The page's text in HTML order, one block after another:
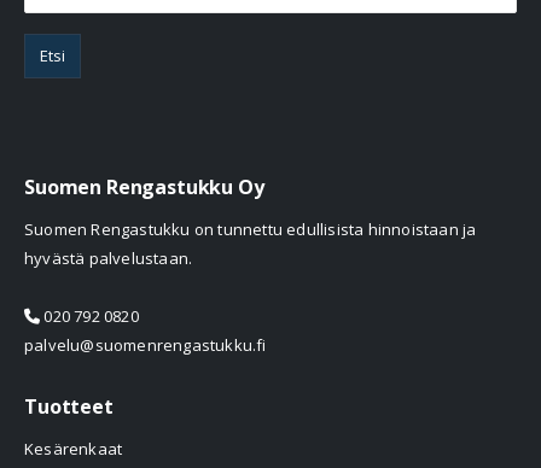
Etsi
Suomen Rengastukku Oy
Suomen Rengastukku on tunnettu edullisista hinnoistaan ja
hyvästä palvelustaan.
020 792 0820
palvelu@suomenrengastukku.fi
Tuotteet
Kesärenkaat